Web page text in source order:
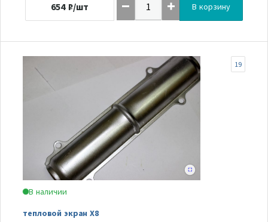
654 ₽/шт В корзину
В наличии
тепловой экран Х8
19